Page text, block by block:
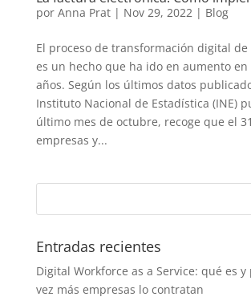
por Anna Prat| Nov 29, 2022| Blog
El proceso de transformación digital de
es un hecho que ha ido en aumento
años. Según los últimos datos
Instituto Nacional de Estadística (INE)
último mes de octubre, recoge que el
empresas y...
Entradas recientes
Digital Workforce as a Service: qué es
vez más empresas lo contratan